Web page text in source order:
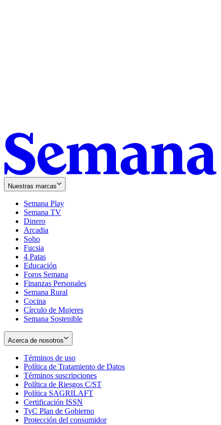
Nuestras marcas
Semana Play
Semana TV
Dinero
Arcadia
Soho
in
new
window
Fucsia
in
new
window
4 Patas
Educación
Foros Semana
Finanzas Personales
Semana Rural
Cocina
Círculo de Mujeres
Semana Sostenible
Acerca de nosotros
Términos de uso
in
new
window
Política de Tratamiento de Datos
Términos suscripciones
in
Política de Riesgos C/ST
Política SAGRILAFT
new
window
Certificación ISSN
in
new
TyC Plan de Gobierno
in
Protección del consumidorOpens